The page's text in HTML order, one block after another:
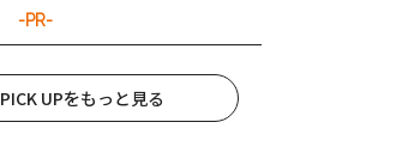
-PR-
PICK UPをもっと見る